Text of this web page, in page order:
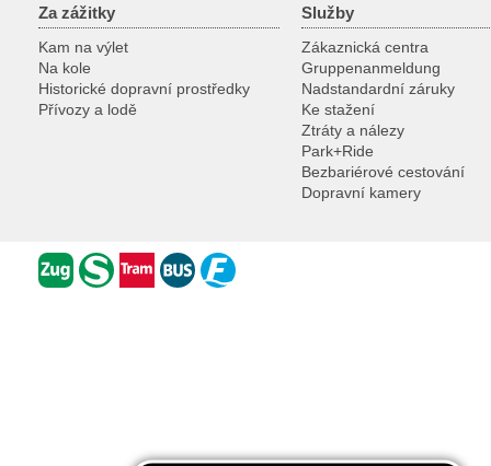
Za zážitky
Kam na výlet
Na kole
Historické dopravní prostředky
Přívozy a lodě
Služby
Zákaznická centra
Gruppenanmeldung
Nadstandardní záruky
Ke stažení
Ztráty a nálezy
Park+Ride
Bezbariérové cestování
Dopravní kamery